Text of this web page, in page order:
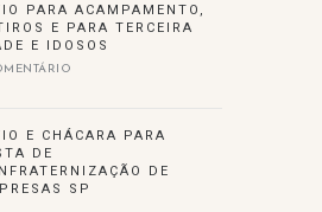
PARA ACAMPAMENTO,
E PARA TERCEIRA
E IDOSOS
E CHÁCARA PARA
DE
DE
SP